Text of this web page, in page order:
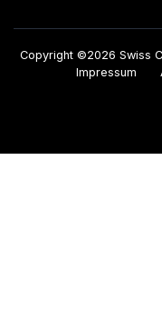
Copyright ©2026 Swiss
Impressum